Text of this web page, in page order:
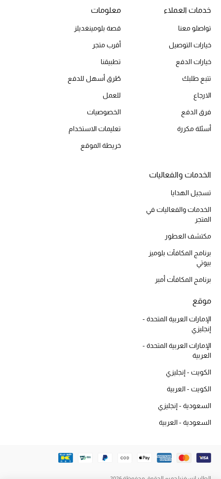
موضة نسائية
الموسم الجديد
الحقائب النسائية
حقائب رجالية
حقائب الأطفال
أبرز المصممين
أبرز الحقائب
تسوقوا الحقائب
الموسم الجديد
أحذية النسائية
الأحذية الرجالية
أحذية للأطفال
أبرز المصممين
خدمات العملاء
تواصلو معنا
خيارات التوصيل
خيارات الدفع
تتبع طلبك
الارجاع
فرق الدفع
أسئلة مكررة
معلومات
قصة بلومينغديلز
أقرب متجر
تطبيقنا
طُرق أسهل للدفع
للعمل
الخصوصيات
تعليمات الاستخدام
خريطة الموقع
الخدمات والفعاليات
تسجيل الهدايا
الخدمات والفعاليات في
المتجر
مكتشف العطور
برنامج المكافآت بلوميز
بيوتي
برنامج المكافآت أمبر
موقع
الإمارات العربية المتحدة -
إنجليزي
الإمارات العربية المتحدة -
العربية
الكويت - إنجليزي
الكويت - العربية
السعودية - إنجليزي
السعودية - العربية